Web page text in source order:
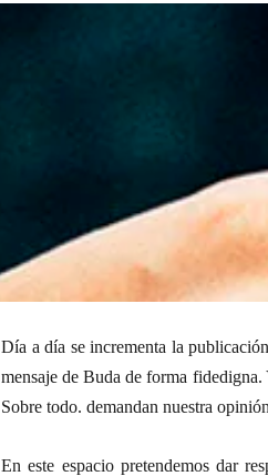
Día a día se incrementa la
mensaje de Buda de forma fidedigna.
Sobre todo. demandan nuestra
En este espacio pretendemos dar